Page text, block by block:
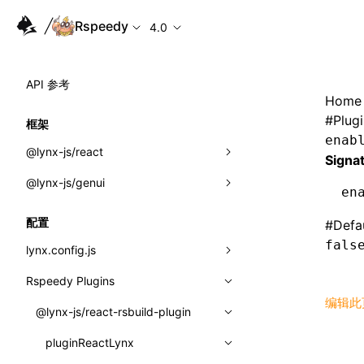
Rspeedy 4.0
API 参考
框架
@lynx-js/react
内置宏
全局事件
导入属性
类: Component<P, S, SS>
类: MainThreadRef<T>
@lynx-js/genui
classes
FunctionRegistry
MessageProcessor
functions
配置
lynx.config.js
environments
mode
dev
Rspeedy Plugins
@lynx-js/react-rsbuild-plugin
pluginReactLynx
Home
#
#
编辑